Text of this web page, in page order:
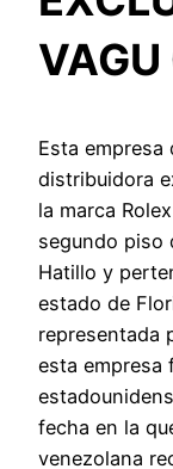
Esta empresa
distribuidora
la marca
segundo piso
Hatillo y
estado de
representada
esta empresa
fecha en la
venezolana